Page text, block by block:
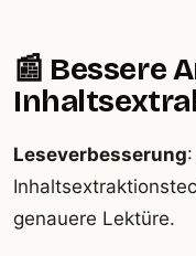
📰 Bessere
Leseverbesserung
genauere Lektüre.